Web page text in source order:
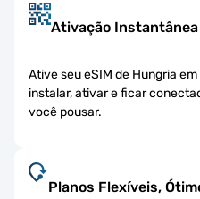
Ativação Instantânea
Ative seu eSIM de Hungria
instalar, ativar e ficar
você pousar.
Planos Flexíveis,